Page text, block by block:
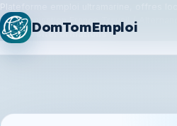
Plateforme emploi ultramarine, offres
synchronisation France Travail /
Plan du siteFormations
DomTomEmploi